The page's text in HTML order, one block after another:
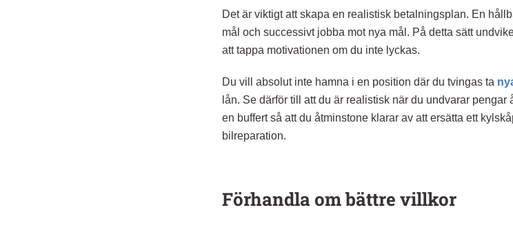
Det är viktigt att skapa en realistisk betalningsplan. En
mål och successivt jobba mot nya mål. På detta sätt
att tappa motivationen om du inte lyckas.
Du vill absolut inte hamna i en position där du tvingas ta
lån. Se därför till att du är realistisk när du undvarar
en buffert så att du åtminstone klarar av att ersätta ett
bilreparation.
Förhandla om bättre villkor